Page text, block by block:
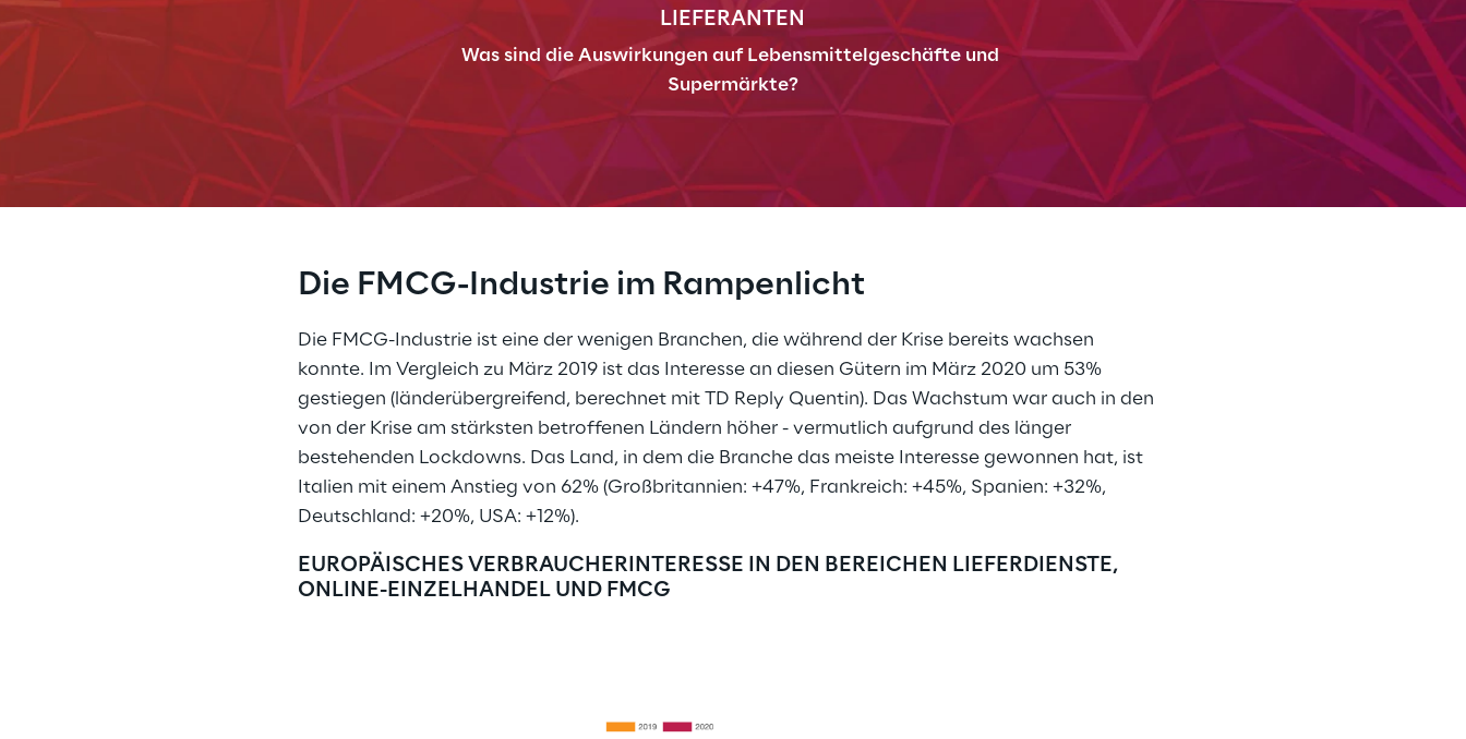
LIEFERANTEN
Was sind die Auswirkungen auf Lebensmittelgeschäfte und
Supermärkte?
Die FMCG-Industrie im Rampenlicht
Die FMCG-Industrie ist eine der wenigen Branchen, die während der Krise bereits wachsen
konnte. Im Vergleich zu März 2019 ist das Interesse an diesen Gütern im März 2020 um 53%
gestiegen (länderübergreifend, berechnet mit TD Reply Quentin). Das Wachstum war auch in den
von der Krise am stärksten betroffenen Ländern höher - vermutlich aufgrund des länger
bestehenden Lockdowns. Das Land, in dem die Branche das meiste Interesse gewonnen hat, ist
Italien mit einem Anstieg von 62% (Großbritannien: +47%, Frankreich: +45%, Spanien: +32%,
Deutschland: +20%, USA: +12%).
EUROPÄISCHES VERBRAUCHERINTERESSE IN DEN BEREICHEN LIEFERDIENSTE,
ONLINE-EINZELHANDEL UND FMCG